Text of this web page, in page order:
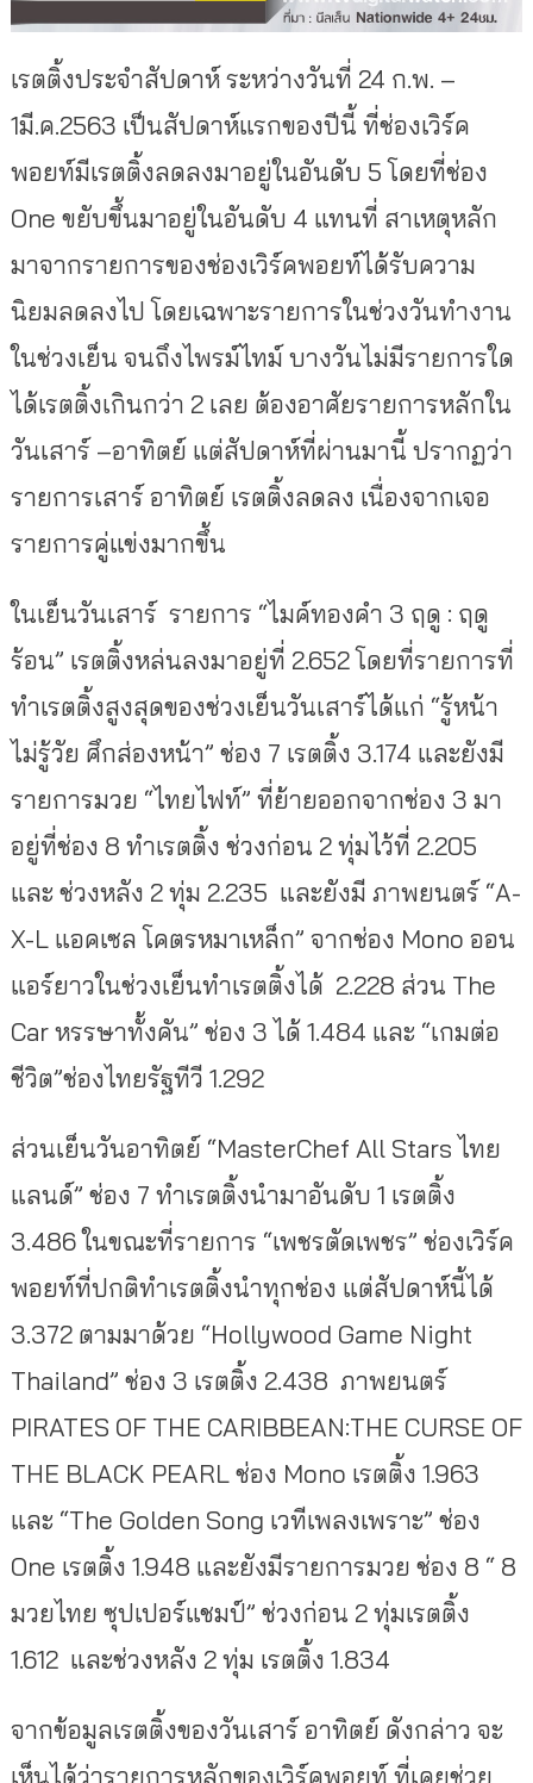
เรตติ้งประจำสัปดาห์ ระหว่างวันที่ 24 ก.พ. –
1มี.ค.2563 เป็นสัปดาห์แรกของปีนี้ ที่ช่องเวิร์ค
พอยท์มีเรตติ้งลดลงมาอยู่ในอันดับ 5 โดยที่ช่อง
One ขยับขึ้นมาอยู่ในอันดับ 4 แทนที่ สาเหตุหลัก
มาจากรายการของช่องเวิร์คพอยท์ได้รับความ
นิยมลดลงไป โดยเฉพาะรายการในช่วงวันทำงาน
ในช่วงเย็น จนถึงไพรม์ไทม์ บางวันไม่มีรายการใด
ได้เรตติ้งเกินกว่า 2 เลย ต้องอาศัยรายการหลักใน
วันเสาร์ –อาทิตย์ แต่สัปดาห์ที่ผ่านมานี้ ปรากฏว่า
รายการเสาร์ อาทิตย์ เรตติ้งลดลง เนื่องจากเจอ
รายการคู่แข่งมากขึ้น
ในเย็นวันเสาร์ รายการ “ไมค์ทองคำ 3 ฤดู : ฤดู
ร้อน” เรตติ้งหล่นลงมาอยู่ที่ 2.652 โดยที่รายการที่
ทำเรตติ้งสูงสุดของช่วงเย็นวันเสาร์ได้แก่ “รู้หน้า
ไม่รู้วัย ศึกส่องหน้า” ช่อง 7 เรตติ้ง 3.174 และยังมี
รายการมวย “ไทยไฟท์” ที่ย้ายออกจากช่อง 3 มา
อยู่ที่ช่อง 8 ทำเรตติ้ง ช่วงก่อน 2 ทุ่มไว้ที่ 2.205
และ ช่วงหลัง 2 ทุ่ม 2.235 และยังมี ภาพยนตร์ “A-
X-L แอคเซล โคตรหมาเหล็ก” จากช่อง Mono ออน
แอร์ยาวในช่วงเย็นทำเรตติ้งได้ 2.228 ส่วน The
Car หรรษาทั้งคัน” ช่อง 3 ได้ 1.484 และ “เกมต่อ
ชีวิต”ช่องไทยรัฐทีวี 1.292
ส่วนเย็นวันอาทิตย์ “MasterChef All Stars ไทย
แลนด์” ช่อง 7 ทำเรตติ้งนำมาอันดับ 1 เรตติ้ง
3.486 ในขณะที่รายการ “เพชรตัดเพชร” ช่องเวิร์ค
พอยท์ที่ปกติทำเรตติ้งนำทุกช่อง แต่สัปดาห์นี้ได้
3.372 ตามมาด้วย “Hollywood Game Night
Thailand” ช่อง 3 เรตติ้ง 2.438 ภาพยนตร์
PIRATES OF THE CARIBBEAN:THE CURSE OF
THE BLACK PEARL ช่อง Mono เรตติ้ง 1.963
และ “The Golden Song เวทีเพลงเพราะ” ช่อง
One เรตติ้ง 1.948 และยังมีรายการมวย ช่อง 8 “ 8
มวยไทย ซุปเปอร์แชมป์” ช่วงก่อน 2 ทุ่มเรตติ้ง
1.612 และช่วงหลัง 2 ทุ่ม เรตติ้ง 1.834
จากข้อมูลเรตติ้งของวันเสาร์ อาทิตย์ ดังกล่าว จะ
เห็นได้ว่ารายการหลักของเวิร์คพอยท์ ที่เคยช่วย